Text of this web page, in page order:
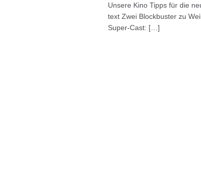
Unsere Kino Tipps für die
text Zwei Blockbuster zu
Super-Cast: […]